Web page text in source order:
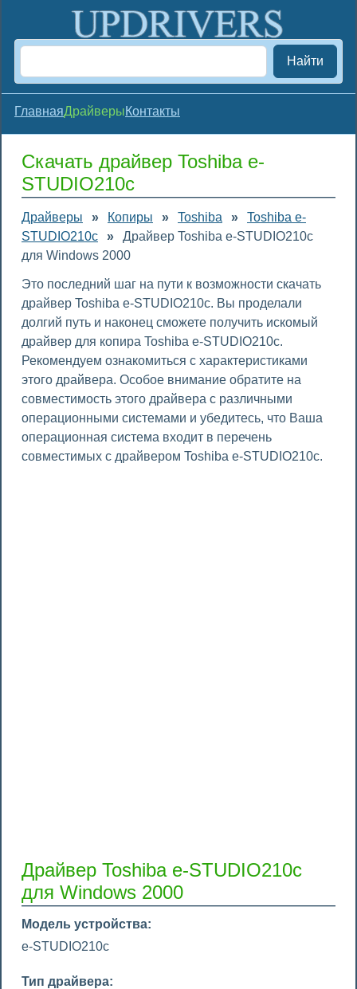
Найти
ГлавнаяДрайверыКонтакты
Скачать драйвер Toshiba e-
STUDIO210c
Драйверы » Копиры » Toshiba »
Toshiba e-
STUDIO210c
»
Драйвер Toshiba e-STUDIO210c
для Windows 2000
Это последний шаг на пути к возможности скачать
драйвер Toshiba e-STUDIO210c. Вы проделали
долгий путь и наконец сможете получить искомый
драйвер для копира Toshiba e-STUDIO210c.
Рекомендуем ознакомиться с характеристиками
этого драйвера. Особое внимание обратите на
совместимость этого драйвера с различными
операционными системами и убедитесь, что Ваша
операционная система входит в перечень
совместимых с драйвером Toshiba e-STUDIO210c.
Драйвер Toshiba e-STUDIO210c
для Windows 2000
Модель устройства:
e-STUDIO210c
Тип драйвера: